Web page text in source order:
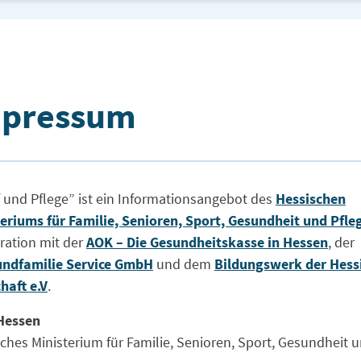
und Pflege” ist ein Informationsangebot des Hessischen
für Familie, Senioren, Sport, Gesundheit und
mit derAOK – Die Gesundheitskasse in Hessen, der
Service GmbH und dem Bildungswerk der
e.V.
Ministerium für Familie, Senioren, Sport, Gesundheit